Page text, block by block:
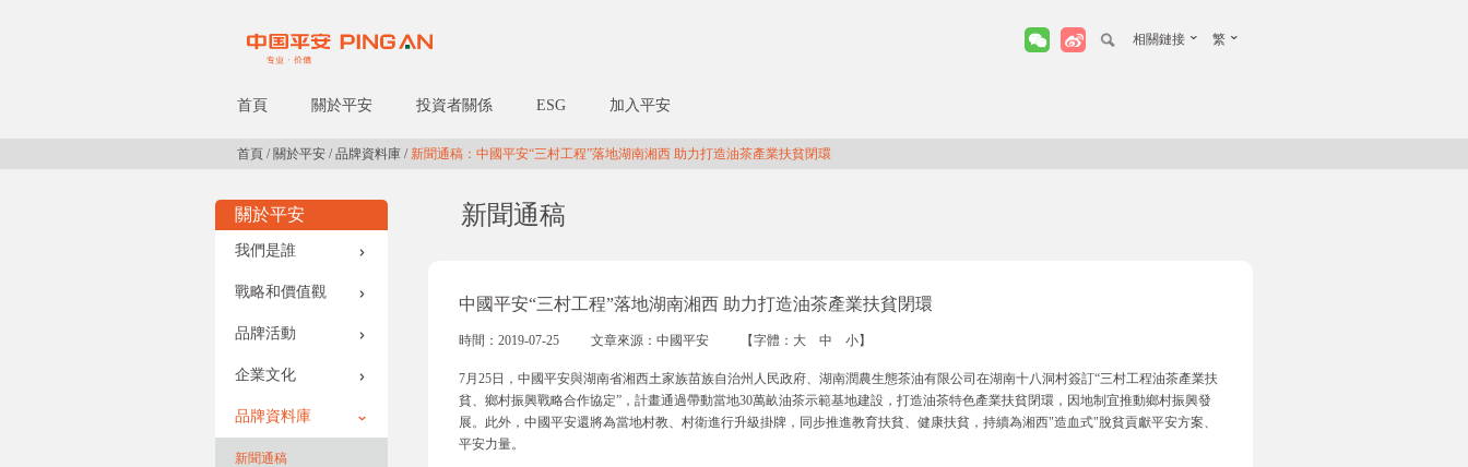
相關鏈接 繁
首頁 關於平安 投資者關係 ESG 加入平安
首頁 / 關於平安 / 品牌資料庫 / 新聞通稿：中國平安“三村工程”落地湖南湘西 助力打造油茶產業扶貧閉環
新聞通稿
中國平安“三村工程”落地湖南湘西 助力打造油茶產業扶貧閉環
時間：2019-07-25 文章來源：中國平安 【字體： 大 中 小】
7月25日，中國平安與湖南省湘西土家族苗族自治州人民政府、湖南潤農生態茶油有限公司在湖南十八洞村簽訂“三村工程油茶產業扶
貧、鄉村振興戰略合作協定”，計畫通過帶動當地30萬畝油茶示範基地建設，打造油茶特色產業扶貧閉環，因地制宜推動鄉村振興發
展。此外，中國平安還將為當地村教、村衛進行升級掛牌，同步推進教育扶貧、健康扶貧，持續為湘西"造血式"脫貧貢獻平安方案、
平安力量。
關於平安
我們是誰
戰略和價值觀
品牌活動
企業文化
品牌資料庫
新聞通稿